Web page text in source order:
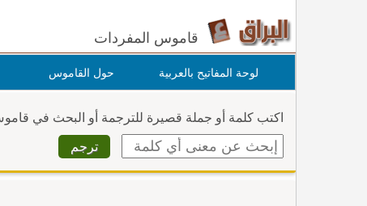
قاموس المفردات
لوحة المفاتيح بالعربية حول القاموس
اكتب كلمة أو جملة قصيرة للترجمة أو البحث في